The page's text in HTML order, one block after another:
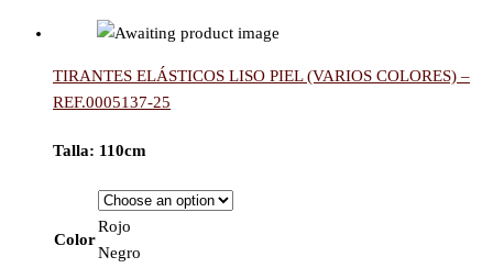
TIRANTES ELÁSTICOS LISO PIEL (VARIOS COLORES) –
REF.0005137-25
Talla: 110cm
Color
Rojo
Negro